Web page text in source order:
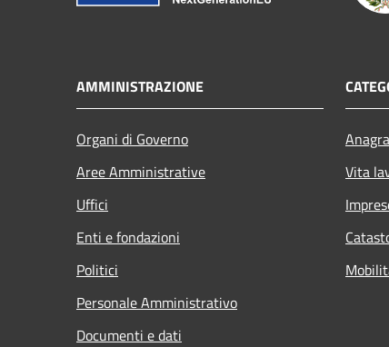
AMMINISTRAZIONE
Organi di Governo
Aree Amministrative
Uffici
Enti e fondazioni
Politici
Personale Amministrativo
Documenti e dati
Vita